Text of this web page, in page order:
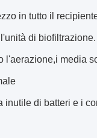
in tutto il
di biofiltrazione.
media
di batteri e i